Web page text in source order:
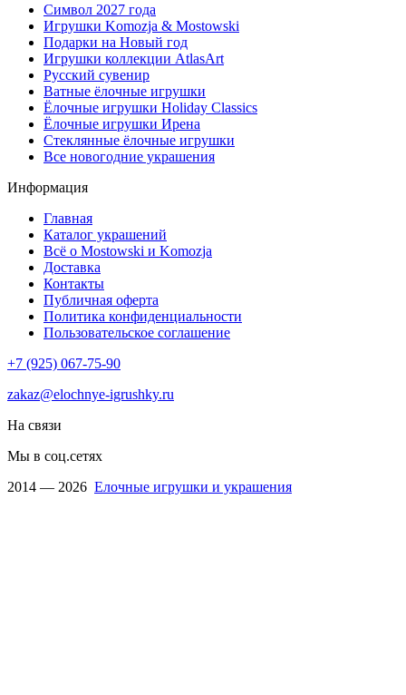
Символ 2027 года
Игрушки Komozja & Mostowski
Подарки на Новый год
Игрушки коллекции AtlasArt
Русский сувенир
Ватные ёлочные игрушки
Ёлочные игрушки Holiday Classics
Ëлочные игрушки Ирена
Стеклянные ёлочные игрушки
Все новогодние украшения
Информация
Главная
Каталог украшений
Всё о Mostowski и Komozja
Доставка
Контакты
Публичная оферта
Политика конфиденциальности
Пользовательское соглашение
+7 (925) 067-75-90
zakaz@elochnye-igrushky.ru
На связи
Мы в соц.сетях
2014 — 2026 Елочные игрушки и украшения